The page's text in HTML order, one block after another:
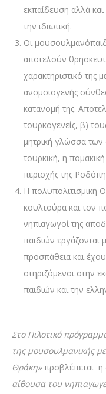
εκπαίδευση αλλά
την ιδιωτική.
Οι
αποτελούν
χαρακτηριστικό της
ανομοιογενής
κατανομή της.
τουρκογενείς, β)
μητρική γλώσσα των
τουρκική, η
περιοχής της
Η πολυπολιτισμική
κουλτούρα και τον
νηπιαγωγοί της
παιδιών εργάζονται
προσπάθεια και
στηριζόμενοι στην
παιδιών και την
Στο Πιλοτικό
της μουσουλμανικής
Θράκη» προβλέπεται η
αίθουσα του